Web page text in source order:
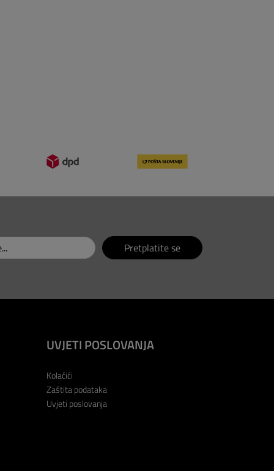
Pretplatite se
UVJETI POSLOVANJA
Kolačići
Zaštita podataka
Uvjeti poslovanja